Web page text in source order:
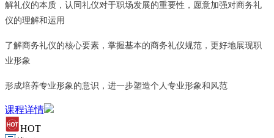
解礼仪的本质，认同礼仪对于职场发展的重要性，愿意加强对商务礼
仪的理解和运用
了解商务礼仪的核心要素，掌握基本的商务礼仪规范，更好地展现职
业形象
形成培养专业形象的意识，进一步塑造个人专业形象和风范
课程详情
HOT